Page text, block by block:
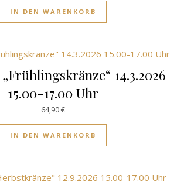
IN DEN WARENKORB
14.3.2026
15.00-17.00 Uhr
64,90€
IN DEN WARENKORB